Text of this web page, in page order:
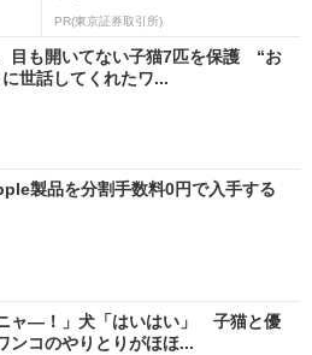
PR(東京証券取引所)
目も開いてない子猫7匹を保護 “お
世話してくれたワ...
製品を分割手数料0円で入手する
ャ―！」犬「はいはい」 子猫と優
ンコのやりとりがほほ...